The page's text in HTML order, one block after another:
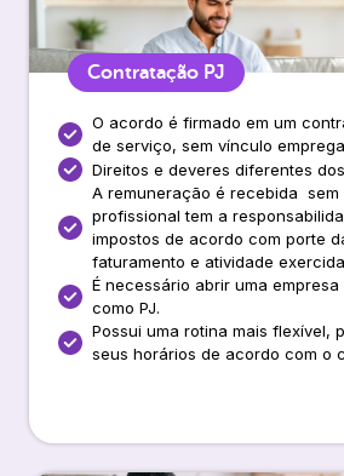
Contratação PJ
O acordo é firmado em um
de serviço, sem vínculo
Direitos e deveres diferentes
A remuneração é recebida sem
profissional tem a
impostos de acordo com porte
faturamento e atividade
É necessário abrir uma
como PJ.
Possui uma rotina mais flexível,
seus horários de acordo com o